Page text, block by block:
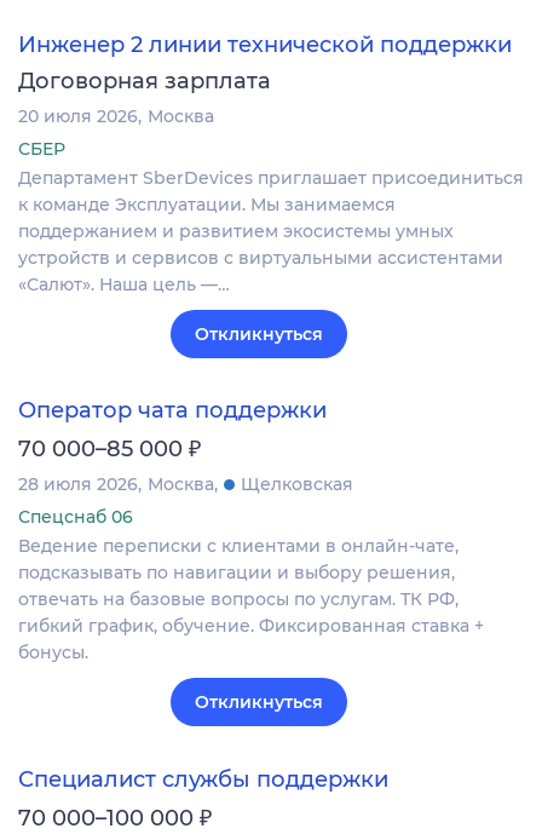
Инженер 2 линии технической поддержки
Договорная зарплата
20 июля 2026 Москва
СБЕР
Департамент SberDevices приглашает присоединиться
к команде Эксплуатации. Мы занимаемся
поддержанием и развитием экосистемы умных
устройств и сервисов с виртуальными ассистентами
«Салют». Наша цель —…
Откликнуться
Оператор чата поддержки
70 000–85 000 ₽
28 июля 2026 Москва
Щелковская
Спецснаб 06
Ведение переписки с клиентами в онлайн-чате,
подсказывать по навигации и выбору решения,
отвечать на базовые вопросы по услугам. ТК РФ,
гибкий график, обучение. Фиксированная ставка +
бонусы.
Откликнуться
Специалист службы поддержки
70 000–100 000 ₽